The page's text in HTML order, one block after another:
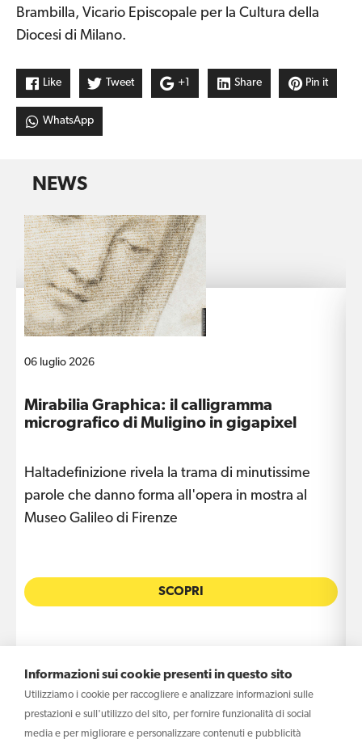
Informazioni sui cookie presenti in questo sito
Utilizziamo i cookie per raccogliere e analizzare informazioni sulle
prestazioni e sull'utilizzo del sito, per fornire funzionalità di social
media e per migliorare e personalizzare contenuti e pubblicità
Brambilla, Vicario Episcopale per la Cultura della
Diocesi di Milano.
Like Tweet +1 Share Pin it
WhatsApp
NEWS
06 luglio 2026
Mirabilia Graphica: il calligramma
micrografico di Muligino in gigapixel
Haltadefinizione rivela la trama di minutissime
parole che danno forma all'opera in mostra al
Museo Galileo di Firenze
SCOPRI